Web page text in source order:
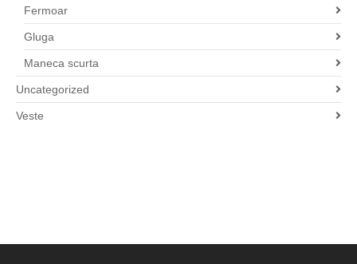
Fermoar
Gluga
Maneca scurta
Uncategorized
Veste